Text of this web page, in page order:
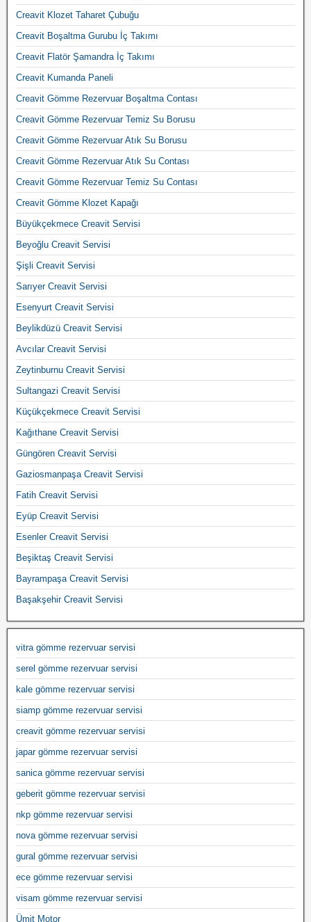
Creavit Klozet Taharet Çubuğu
Creavit Boşaltma Gurubu İç Takımı
Creavit Flatör Şamandra İç Takımı
Creavit Kumanda Paneli
Creavit Gömme Rezervuar Boşaltma Contası
Creavit Gömme Rezervuar Temiz Su Borusu
Creavit Gömme Rezervuar Atık Su Borusu
Creavit Gömme Rezervuar Atık Su Contası
Creavit Gömme Rezervuar Temiz Su Contası
Creavit Gömme Klozet Kapağı
Büyükçekmece Creavit Servisi
Beyoğlu Creavit Servisi
Şişli Creavit Servisi
Sarıyer Creavit Servisi
Esenyurt Creavit Servisi
Beylikdüzü Creavit Servisi
Avcılar Creavit Servisi
Zeytinburnu Creavit Servisi
Sultangazi Creavit Servisi
Küçükçekmece Creavit Servisi
Kağıthane Creavit Servisi
Güngören Creavit Servisi
Gaziosmanpaşa Creavit Servisi
Fatih Creavit Servisi
Eyüp Creavit Servisi
Esenler Creavit Servisi
Beşiktaş Creavit Servisi
Bayrampaşa Creavit Servisi
Başakşehir Creavit Servisi
vitra gömme rezervuar servisi
serel gömme rezervuar servisi
kale gömme rezervuar servisi
siamp gömme rezervuar servisi
creavit gömme rezervuar servisi
japar gömme rezervuar servisi
sanica gömme rezervuar servisi
geberit gömme rezervuar servisi
nkp gömme rezervuar servisi
nova gömme rezervuar servisi
gural gömme rezervuar servisi
ece gömme rezervuar servisi
visam gömme rezervuar servisi
Ümit Motor